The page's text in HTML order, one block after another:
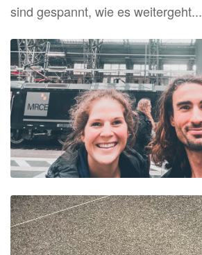
sind gespannt, wie es weitergeht...